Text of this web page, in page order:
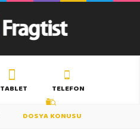
TABLET
TELEFON
DOSYA KONUSU